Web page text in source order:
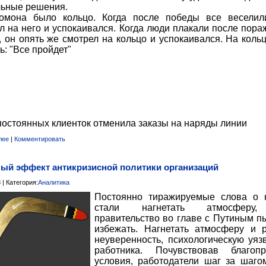
решения.
было кольцо. Когда после победы все
на него и успокаивался. Когда люди плакали после
он опять же смотрел на кольцо и успокаивался. На
"Все пройдет"
клиенток отменила заказы на наряды линии
| Комментировать
эффект антикризисной политики организаций
Категория:Аналитика
Постоянно тиражируемые слова о
стали нагнетать
правительство во главе с Путиным
избежать. Нагнетать атмосферу и
неуверенность, психологическую
работника. Почувствовав
условия, работодатели шаг за